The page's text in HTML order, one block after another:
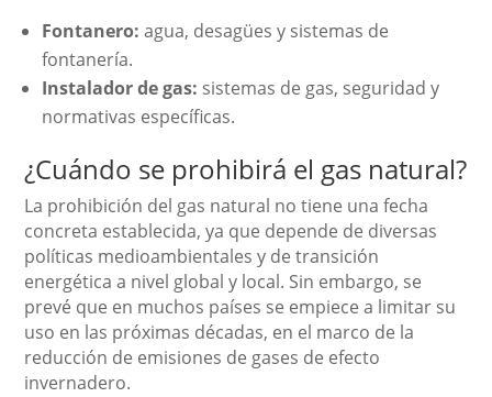
Fontanero: agua, desagües y sistemas de
fontanería.
Instalador de gas: sistemas de gas, seguridad y
normativas específicas.
¿Cuándo se prohibirá el gas natural?
La prohibición del gas natural no tiene una fecha
concreta establecida, ya que depende de diversas
políticas medioambientales y de transición
energética a nivel global y local. Sin embargo, se
prevé que en muchos países se empiece a limitar su
uso en las próximas décadas, en el marco de la
reducción de emisiones de gases de efecto
invernadero.